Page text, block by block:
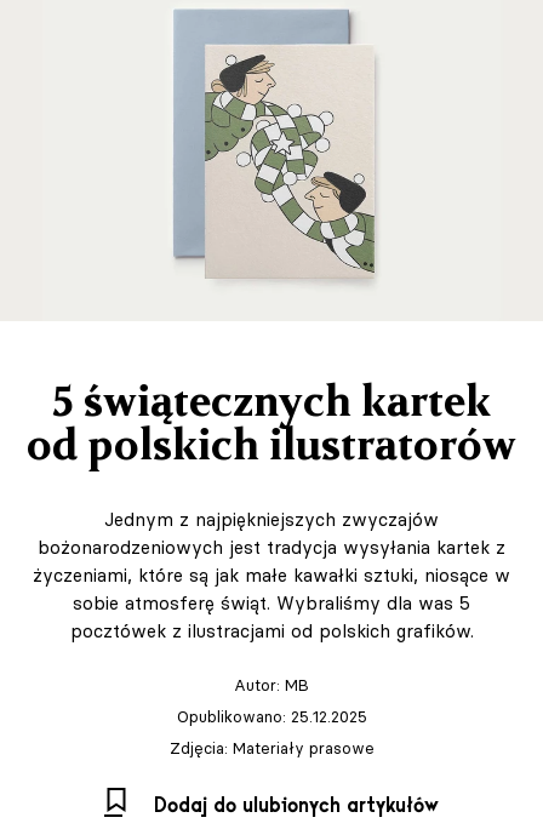
5 świątecznych kartek
od polskich ilustratorów
Jednym z najpiękniejszych zwyczajów
bożonarodzeniowych jest tradycja wysyłania kartek z
życzeniami, które są jak małe kawałki sztuki, niosące w
sobie atmosferę świąt. Wybraliśmy dla was 5
pocztówek z ilustracjami od polskich grafików.
Autor: MB
Opublikowano: 25.12.2025
Zdjęcia: Materiały prasowe
Dodaj do ulubionych artykułów